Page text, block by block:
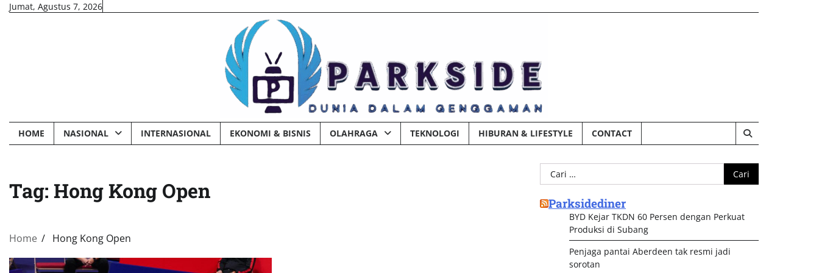
SkipJumat, Agustus 7, 2026
HOME NASIONAL INTERNASIONAL EKONOMI & BISNIS OLAHRAGA TEKNOLOGI HIBURAN & LIFESTYLE CONTACT
Tag: Hong Kong Open
Home Hong Kong Open
Cari
untuk:
Parksidediner
BYD Kejar TKDN 60 Persen dengan Perkuat
Produksi di Subang
Penjaga pantai Aberdeen tak resmi jadi
sorotan